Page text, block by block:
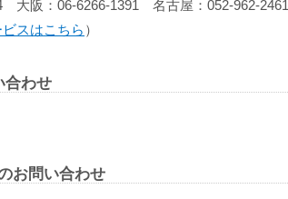
大阪：06-6266-1391 名古屋：052-962-2461
スはこちら ）
合わせ
お問い合わせ